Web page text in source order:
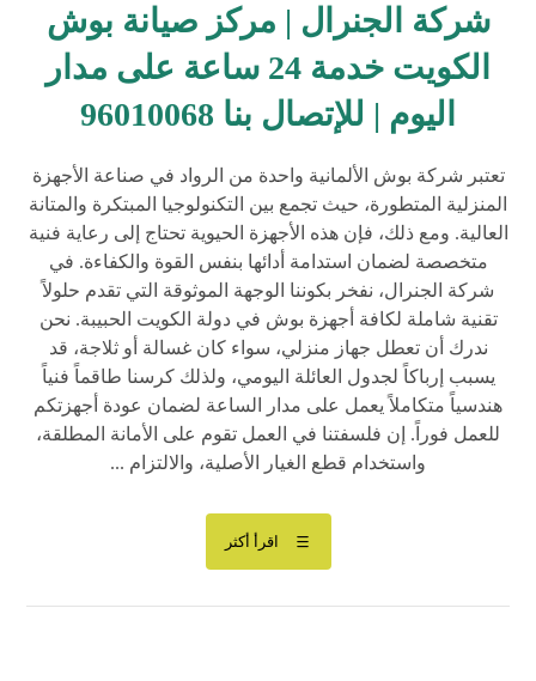
شركة الجنرال | مركز صيانة بوش
الكويت خدمة 24 ساعة على مدار
اليوم | للإتصال بنا 96010068
تعتبر شركة بوش الألمانية واحدة من الرواد في صناعة الأجهزة
المنزلية المتطورة، حيث تجمع بين التكنولوجيا المبتكرة والمتانة
العالية. ومع ذلك، فإن هذه الأجهزة الحيوية تحتاج إلى رعاية فنية
متخصصة لضمان استدامة أدائها بنفس القوة والكفاءة. في
شركة الجنرال، نفخر بكوننا الوجهة الموثوقة التي تقدم حلولاً
تقنية شاملة لكافة أجهزة بوش في دولة الكويت الحبيبة. نحن
ندرك أن تعطل جهاز منزلي، سواء كان غسالة أو ثلاجة، قد
يسبب إرباكاً لجدول العائلة اليومي، ولذلك كرسنا طاقماً فنياً
هندسياً متكاملاً يعمل على مدار الساعة لضمان عودة أجهزتكم
للعمل فوراً. إن فلسفتنا في العمل تقوم على الأمانة المطلقة،
واستخدام قطع الغيار الأصلية، والالتزام ...
اقرأ أكثر